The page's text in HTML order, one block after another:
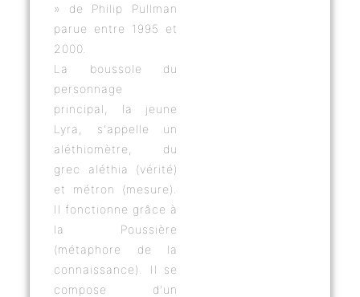
» de Philip Pullman
parue entre 1995 et
2000.
La boussole du
personnage
principal, la jeune
Lyra, s'appelle un
aléthiomètre, du
grec aléthia (vérité)
et métron (mesure).
Il fonctionne grâce à
la Poussière
(métaphore de la
connaissance). Il se
compose d'un